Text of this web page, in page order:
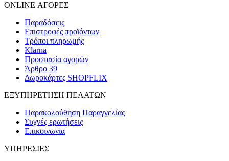
ONLINE ΑΓΟΡΕΣ
Παραδόσεις
Επιστροφές προϊόντων
Τρόποι πληρωμής
Klarna
Προστασία αγορών
Άρθρο 39
Δωροκάρτες SHOPFLIX
ΕΞΥΠΗΡΕΤΗΣΗ ΠΕΛΑΤΩΝ
Παρακολούθηση Παραγγελίας
Συχνές ερωτήσεις
Επικοινωνία
ΥΠΗΡΕΣΙΕΣ